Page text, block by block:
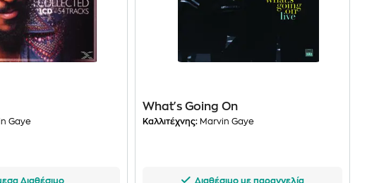
Gaye
Διαθέσιμο
What's Going On
Καλλιτέχνης:Marvin Gaye
Διαθέσιμο με παραγγελία